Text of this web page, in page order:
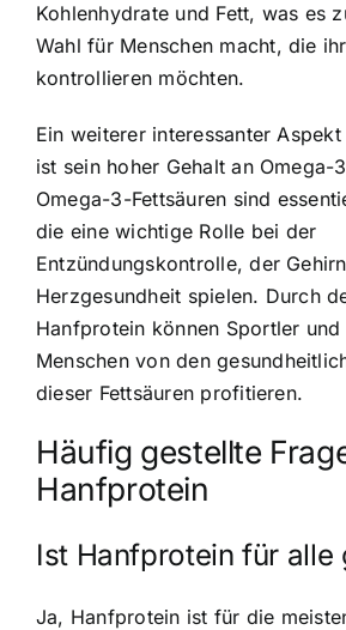
Kohlenhydrate und Fett, was es
Wahl für Menschen macht, die
kontrollieren möchten.
Ein weiterer interessanter
ist sein hoher Gehalt an Omega-
Omega-3-Fettsäuren sind
die eine wichtige Rolle bei der
Entzündungskontrolle, der
Herzgesundheit spielen. Durch
Hanfprotein können Sportler
Menschen von den
dieser Fettsäuren profitieren.
Häufig gestellte
Hanfprotein
Ist Hanfprotein für alle
Ja, Hanfprotein ist für die